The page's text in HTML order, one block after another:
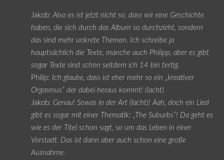
Jakob: Also es ist jetzt nicht so, dass wir eine Geschichte
haben, die sich durch das Album so durchzieht, sondern
das sind mehr unkrete Themen. Ich schreibe ja
hauptsächlich die Texte, manche auch Philipp, aber es gibt
sogar Texte sind schon seitdem ich 14 bin fertig.
Philip: Ich glaube, dass ist eher mehr so ein „kreativer
Orgasmus“ der dabei heraus kommt! (lacht)
Jakob: Genau! Sowas in der Art (lacht)! Aah, doch ein Lied
gibt es sogar mit einer Thematik: „The Suburbs“! Da geht es
wie es der Titel schon sagt, so um das Leben in einer
Vorstadt. Das ist dann aber auch schon eine große
Ausnahme.